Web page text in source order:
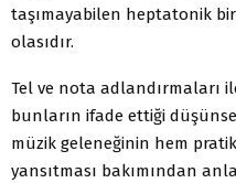
taşımayabilen heptatonik
olasıdır.
Tel ve nota adlandırmaları
bunların ifade ettiği
müzik geleneğinin hem
yansıtması bakımından